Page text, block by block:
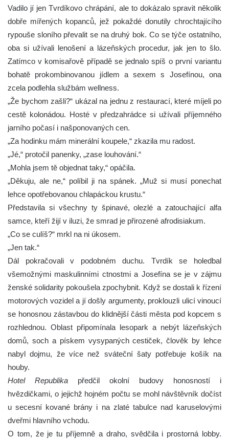
Vadilo jí jen Tvrdíkovo chrápání, ale to dokázalo spravit několik
dobře mířených kopanců, jež pokaždé donutily chrochtajícího
rypouše sloního převalit se na druhý bok. Co se týče ostatního,
oba si užívali lenošení a lázeňských procedur, jak jen to šlo.
Zatímco v komisařově případě se jednalo spíš o první variantu
bohatě prokombinovanou jídlem a sexem s Josefínou, ona
zcela podlehla službám wellness.
„Že bychom zašli?“ ukázal na jednu z restaurací, které míjeli po
cestě kolonádou. Hosté v předzahrádce si užívali příjemného
jarního počasí i našponovaných cen.
„Za hodinku mám minerální koupele,“ zkazila mu radost.
„Jé,“ protočil panenky, „zase louhování.“
„Mohla jsem tě objednat taky,“ opáčila.
„Děkuju, ale ne,“ políbil ji na spánek. „Muž si musí ponechat
lehce opotřebovanou chlapáckou krustu.“
Představila si všechny ty špinavé, olezlé a zatouchající alfa
samce, kteří žijí v iluzi, že smrad je přirozené afrodisiakum.
„Co se culíš?“ mrkl na ni úkosem.
„Jen tak.“
Dál pokračovali v podobném duchu. Tvrdík se holedbal
všemožnými maskulinními ctnostmi a Josefína se je v zájmu
ženské solidarity pokoušela zpochybnit. Když se dostali k řízení
motorových vozidel a jí došly argumenty, proklouzli ulicí vinoucí
se honosnou zástavbou do klidnější části města pod kopcem s
rozhlednou. Oblast připomínala lesopark a nebýt lázeňských
domů, soch a pískem vysypaných cestiček, člověk by lehce
nabyl dojmu, že více než sváteční šaty potřebuje košík na
houby.
Hotel Republika předčil okolní budovy honosností i
hvězdičkami, o jejichž hojném počtu se mohl návštěvník dočíst
u secesní kované brány i na zlaté tabulce nad karuselovými
dveřmi hlavního vchodu.
O tom, že je tu příjemně a draho, svědčila i prostorná lobby.